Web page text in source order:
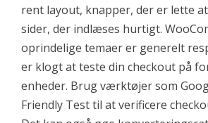
rent layout, knapper, der er lette
sider, der indlæses hurtigt.
oprindelige temaer er generelt
er klogt at teste din checkout på
enheder. Brug værktøjer som
Friendly Test til at verificere